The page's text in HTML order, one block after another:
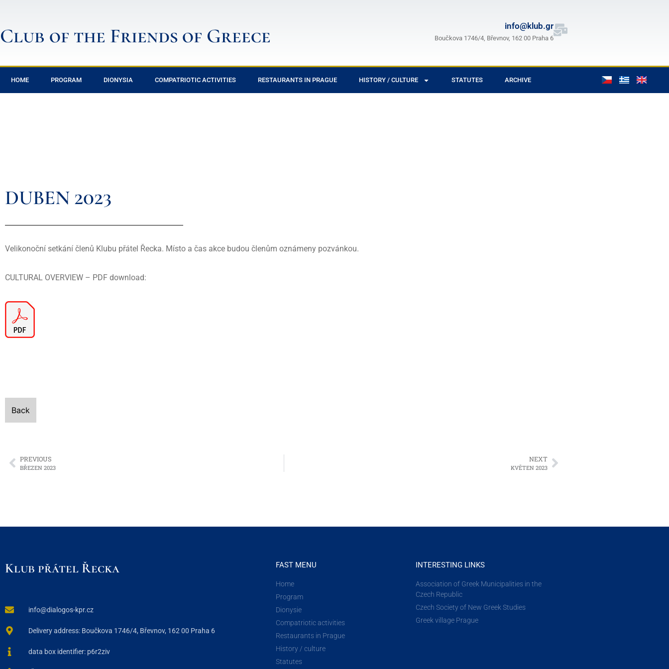
Club of the Friends of Greece info@klub.gr
Boučkova 1746/4, Břevnov, 162 00 Praha 6
HOME PROGRAM DIONYSIA COMPATRIOTIC ACTIVITIES RESTAURANTS IN PRAGUE HISTORY / CULTURE STATUTES ARCHIVE
DUBEN 2023
Velikonoční setkání členů Klubu přátel Řecka. Místo a čas akce budou členům oznámeny pozvánkou.
CULTURAL OVERVIEW – PDF download:
Back
PREVIOUS
BŘEZEN 2023
NEXT
KVĚTEN 2023
Klub přátel Řecka
info@dialogos-kpr.cz
Delivery address: Boučkova 1746/4, Břevnov, 162 00 Praha 6
data box identifier: p6r2ziv
FAST MENU
Home
Program
Dionysie
Compatriotic activities
Restaurants in Prague
History / culture
Statutes
INTERESTING LINKS
Association of Greek Municipalities in the
Czech Republic
Czech Society of New Greek Studies
Greek village Prague